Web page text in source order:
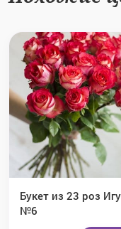
Букет из 23 роз
№6